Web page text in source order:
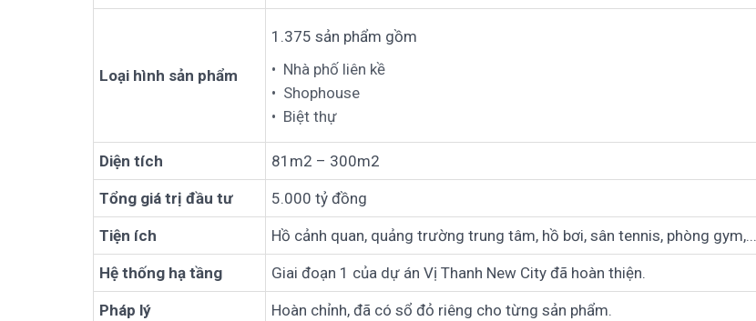
Loại hình sản phẩm
1.375 sản phẩm gồm
Nhà phố liên kề
Shophouse
Biệt thự
Diện tích 81m2 – 300m2
Tổng giá trị đầu tư 5.000 tỷ đồng
Tiện ích Hồ cảnh quan, quảng trường trung tâm, hồ bơi, sân tennis, phòng gym,...
Hệ thống hạ tầng Giai đoạn 1 của dự án Vị Thanh New City đã hoàn thiện.
Pháp lý Hoàn chỉnh, đã có sổ đỏ riêng cho từng sản phẩm.